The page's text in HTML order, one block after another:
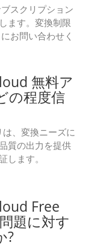
スクリプション
ます。変換制限
お問い合わせく
無料ア
の程度信
、変換ニーズに
質の出力を提供
します。
Free
題に対す
?